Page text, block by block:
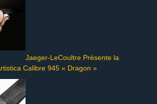
Jaeger-LeCoultre Présente la
Calibre 945 « Dragon »